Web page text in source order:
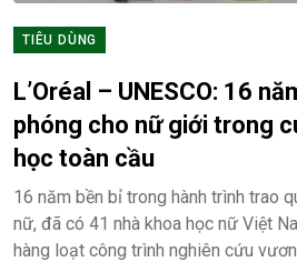
TIÊU DÙNG
L’Oréal – UNESCO: 16
phóng cho nữ giới trong
học toàn cầu
16 năm bền bỉ trong hành trình trao
nữ, đã có 41 nhà khoa học nữ Việt
hàng loạt công trình nghiên cứu